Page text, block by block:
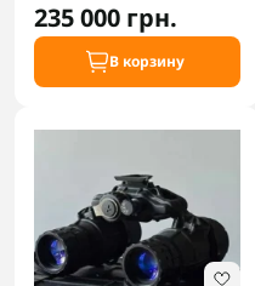
235 000 грн.
В корзину